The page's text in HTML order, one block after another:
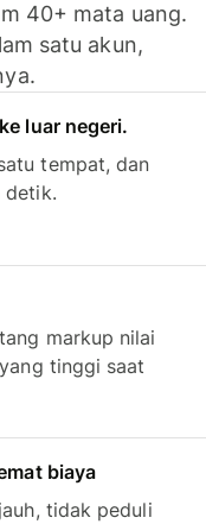
40+ mata uang.
satu akun,
luar negeri.
tempat, dan
detik.
markup nilai
tinggi saat
biaya
tidak peduli